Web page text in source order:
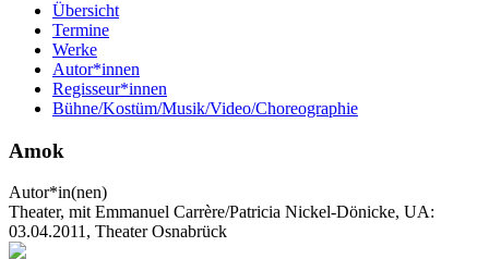
Übersicht
Termine
Werke
Autor*innen
Regisseur*innen
Bühne/Kostüm/Musik/Video/Choreographie
Amok
Autor*in(nen)
Theater, mit Emmanuel Carrère/Patricia Nickel-Dönicke, UA:
03.04.2011, Theater Osnabrück